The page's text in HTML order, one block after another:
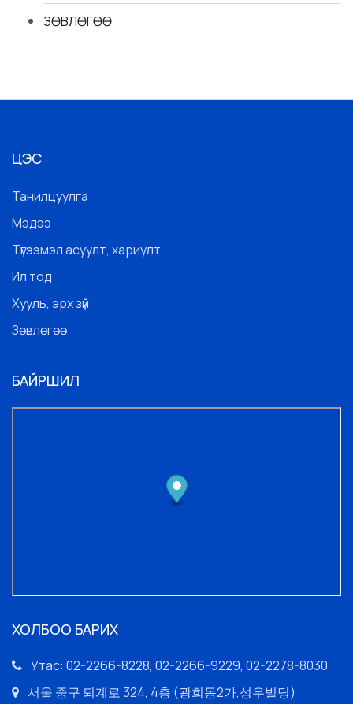
ЗӨВЛӨГӨӨ
ЦЭС
Танилцуулга
Мэдээ
Түгээмэл асуулт, хариулт
Ил тод
Хууль, эрх зүй
Зөвлөгөө
БАЙРШИЛ
ХОЛБОО БАРИХ
Утас: 02-2266-8228, 02-2266-9229, 02-2278-8030
서울 중구 퇴계로 324, 4층 (광희동2가,성우빌딩)